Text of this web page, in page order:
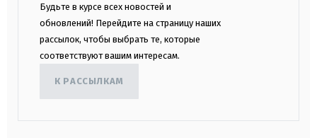
Будьте в курсе всех новостей и
обновлений! Перейдите на страницу наших
рассылок, чтобы выбрать те, которые
соответствуют вашим интересам.
К РАССЫЛКАМ